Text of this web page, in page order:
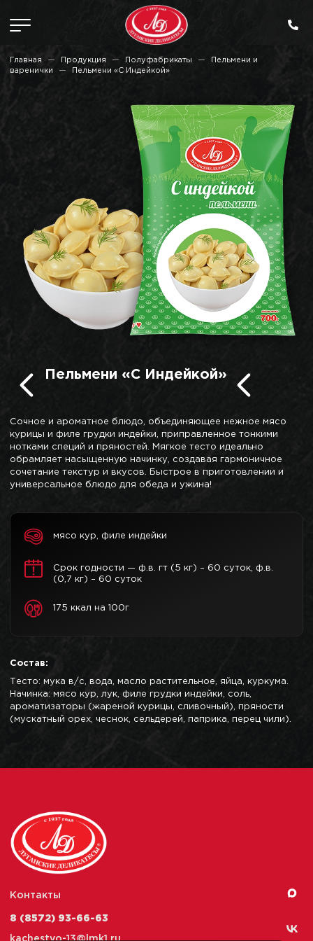
Главная Продукция Полуфабрикаты
Пельмени и
варенички
Пельмени «С Индейкой»
Пельмени «С Индейкой»
Сочное и ароматное блюдо, объединяющее нежное мясо
курицы и филе грудки индейки, приправленное тонкими
нотками специй и пряностей. Мягкое тесто идеально
обрамляет насыщенную начинку, создавая гармоничное
сочетание текстур и вкусов. Быстрое в приготовлении и
универсальное блюдо для обеда и ужина!
мясо кур, филе индейки
Срок годности — ф.в. гт (5 кг) – 60 суток, ф.в.
(0,7 кг) – 60 суток
175 ккал на 100г
Состав:
Тесто: мука в/с, вода, масло растительное, яйца, куркума.
Начинка: мясо кур, лук, филе грудки индейки, соль,
ароматизаторы (жареной курицы, сливочный), пряности
(мускатный орех, чеснок, сельдерей, паприка, перец чили).
Контакты
8 (8572) 93-66-63
kachestvo-13@lmk1.ru